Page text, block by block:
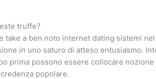
truffe?
take a ben noto internet dating sistemi
in uno saturo di atteso entusiasmo.
prima possono essere collocare
popolare.